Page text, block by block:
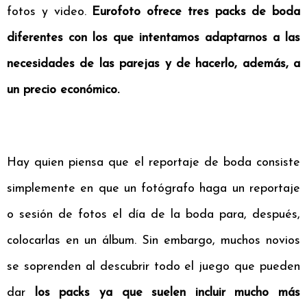
fotos y video.
Eurofoto ofrece tres packs de boda
diferentes con los que intentamos adaptarnos a las
necesidades de las parejas y de hacerlo, además, a
un precio económico.
Hay quien piensa que el reportaje de boda consiste
simplemente en que un fotógrafo haga un reportaje
o sesión de fotos el día de la boda para, después,
colocarlas en un álbum. Sin embargo, muchos novios
se soprenden al descubrir todo el juego que pueden
dar
los packs ya que suelen incluir mucho más